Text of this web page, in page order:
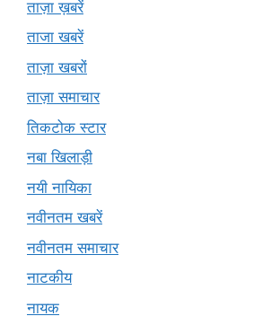
ताज़ा ख़बरें
ताजा खबरें
ताज़ा खबरों
ताज़ा समाचार
तिकटोक स्टार
नबा खिलाड़ी
नयी नायिका
नवीनतम खबरें
नवीनतम समाचार
नाटकीय
नायक